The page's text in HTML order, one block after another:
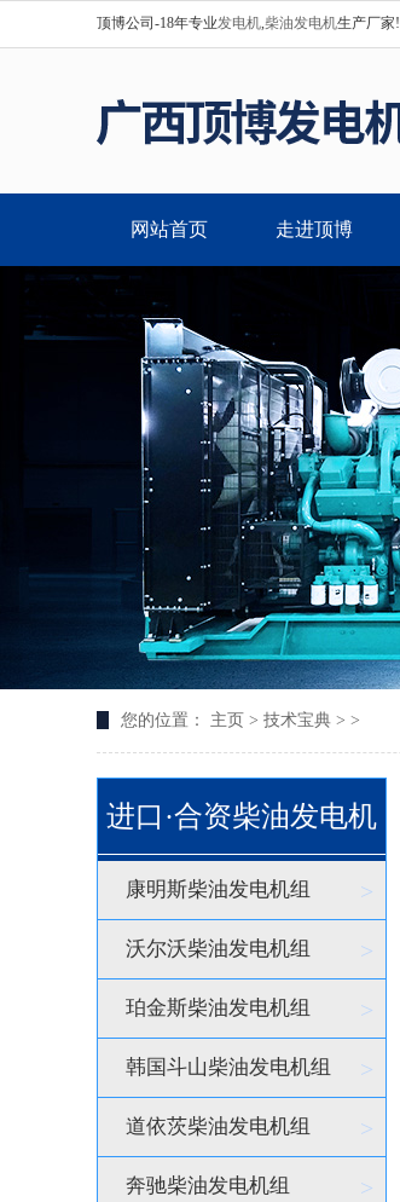
顶博公司-18年专业发电机,柴油发电机生产厂家!
网站首页 走进顶博
您的位置： 主页 > 技术宝典 > >
进口·合资柴油发电机
康明斯柴油发电机组 >
沃尔沃柴油发电机组 >
珀金斯柴油发电机组 >
韩国斗山柴油发电机组 >
道依茨柴油发电机组 >
奔驰柴油发电机组 >